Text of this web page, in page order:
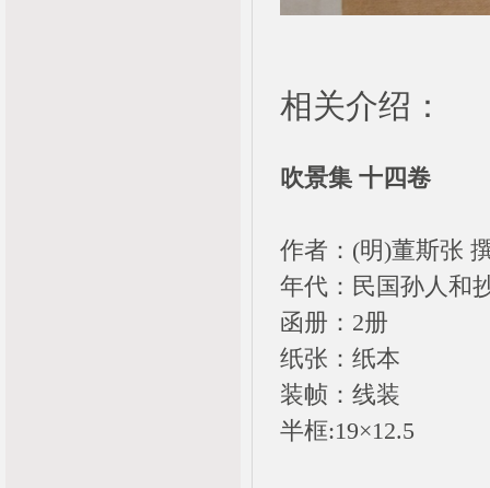
相关介绍：
吹景集 十四卷
作者：(明)董斯张
年代：民国孙人和
函册：2册
纸张：纸本
装帧：线装
半框:19×12.5